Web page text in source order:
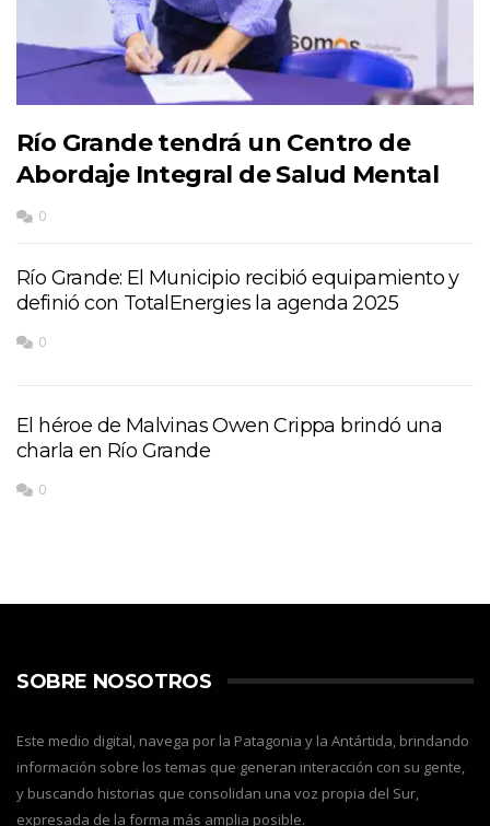
Río Grande tendrá un Centro de
Abordaje Integral de Salud Mental
0
Río Grande: El Municipio recibió equipamiento y
definió con TotalEnergies la agenda 2025
0
El héroe de Malvinas Owen Crippa brindó una
charla en Río Grande
0
SOBRE NOSOTROS
Este medio digital, navega por la Patagonia y la Antártida, brindando
información sobre los temas que generan interacción con su gente,
y buscando historias que consolidan una voz propia del Sur,
expresada de la forma más amplia posible.